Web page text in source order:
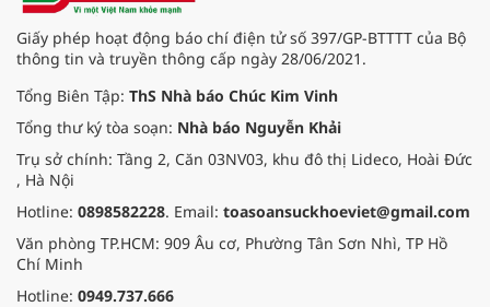
Giấy phép hoạt động báo chí điện tử số 397/GP-BTTTT của Bộ
thông tin và truyền thông cấp ngày 28/06/2021.
Tổng Biên Tập: ThS Nhà báo Chúc Kim Vinh
Tổng thư ký tòa soạn: Nhà báo Nguyễn Khải
Trụ sở chính: Tầng 2, Căn 03NV03, khu đô thị Lideco, Hoài Đức
, Hà Nội
Hotline: 0898582228. Email: toasoansuckhoeviet@gmail.com
Văn phòng TP.HCM: 909 Âu cơ, Phường Tân Sơn Nhì, TP Hồ
Chí Minh
Hotline: 0949.737.666